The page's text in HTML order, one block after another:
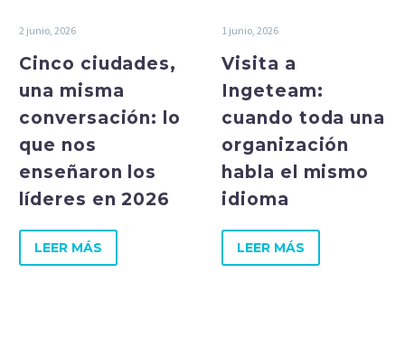
2 junio, 2026
Cinco ciudades,
una misma
conversación: lo
que nos
enseñaron los
líderes en 2026
LEER MÁS
1 junio, 2026
Visita a
Ingeteam:
cuando toda una
organización
habla el mismo
idioma
LEER MÁS